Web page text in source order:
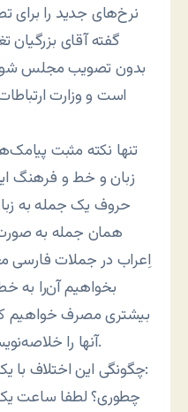
نرخ‌های جدید را برای
گفته آقای بزرگیان
بدون تصویب مجلس
است و وزارت
تنها نکته مثبت
زبان و خط و فرهنگ
حروف یک جمله به
همان جمله به
اِعراب در جملات فارسی
بخواهیم آن‌را به
بیشتری مصرف خواهیم
آنها را خلاصه‌نویسی کرد، به لاتین ساده‌تر است.
چگونگی این اختلاف با یک مثال مشخص‌تر خواهد شد: